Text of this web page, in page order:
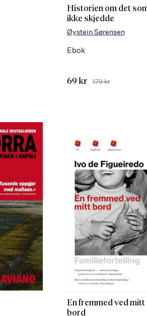
Historien om det
ikke skjedde
Øystein Sørensen
Ebok
Tilbudspris
69 kr Før
179 kr
En fremmed ved mitt
bord